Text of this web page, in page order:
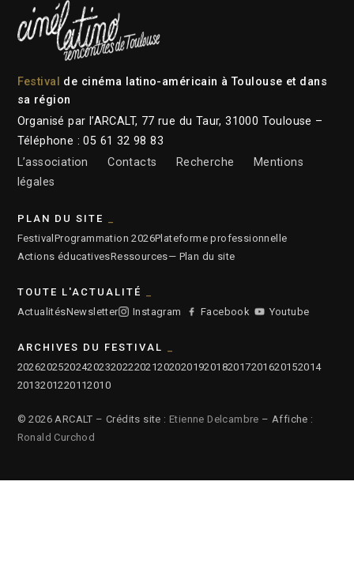
Festival
de cinéma latino-américain à Toulouse et dans
sa région
Organisé par l’ARCALT, 77 rue du Taur, 31000 Toulouse –
Téléphone : 05 61 32 98 83
L’association
Contacts Recherche
Mentions
légales
PLAN DU SITE
FestivalProgrammation 2026Plateforme professionnelle
Actions éducativesRessources— Plan du site
TOUTE L'ACTUALITÉ
ActualitésNewsletter Instagram Facebook Youtube
ARCHIVES DU FESTIVAL
2026202520242023202220212020201920182017201620152014
2013201220112010
© 2026 ARCALT – Crédits site : Etienne Delcambre – Affiche :
Ronald Curchod